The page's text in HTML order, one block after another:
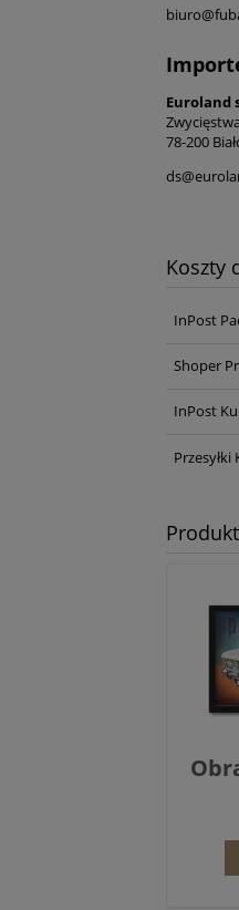
Euroland
78-200
Koszty
InPost
Shoper
InPost
Przesyłki